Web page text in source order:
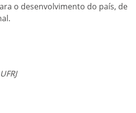
o desenvolvimento do país, de